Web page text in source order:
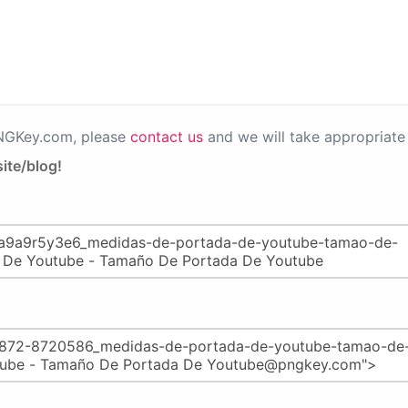
please contact us and we will take
blog!